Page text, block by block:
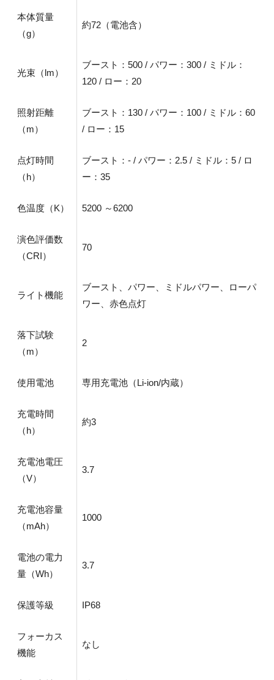
本体質量
（g）
約72（電池含）
光束（lm）
ブースト：500 / パワー：300 / ミドル：
120 / ロー：20
照射距離
（m）
ブースト：130 / パワー：100 / ミドル：60
/ ロー：15
点灯時間
（h）
ブースト：- / パワー：2.5 / ミドル：5 / ロ
ー：35
色温度（K） 5200 ～6200
演色評価数
（CRI）
70
ライト機能
ブースト、パワー、ミドルパワー、ローパ
ワー、赤色点灯
落下試験
（m）
2
使用電池 専用充電池（Li-ion/内蔵）
充電時間
（h）
約3
充電池電圧
（V）
3.7
充電池容量
（mAh）
1000
電池の電力
量（Wh）
3.7
保護等級 IP68
フォーカス
機能
なし